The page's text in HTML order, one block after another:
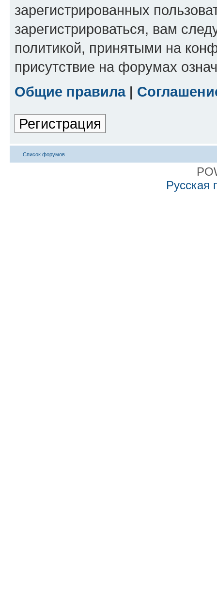
зарегистрированных
зарегистрироваться, вам
политикой, принятыми на
присутствие на форумах
Общие правила|
Регистрация
Список форумов
Русская